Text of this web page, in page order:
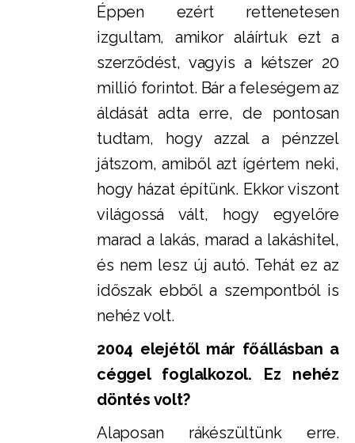
Éppen ezért rettenetesen
izgultam, amikor aláírtuk ezt a
szerződést, vagyis a kétszer 20
millió forintot. Bár a feleségem az
áldását adta erre, de pontosan
tudtam, hogy azzal a pénzzel
játszom, amiből azt ígértem neki,
hogy házat építünk. Ekkor viszont
világossá vált, hogy egyelőre
marad a lakás, marad a lakáshitel,
és nem lesz új autó. Tehát ez az
időszak ebből a szempontból is
nehéz volt.
2004 elejétől már főállásban a
céggel foglalkozol. Ez nehéz
döntés volt?
Alaposan rákészültünk erre.